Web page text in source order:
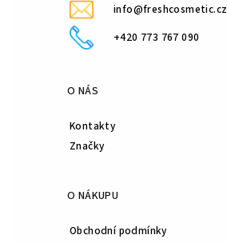
v
k
info@freshcosmetic.cz
+420 773 767 090
O NÁS
Kontakty
Značky
O NÁKUPU
Obchodní podmínky